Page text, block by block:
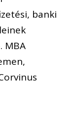
banki
MBA